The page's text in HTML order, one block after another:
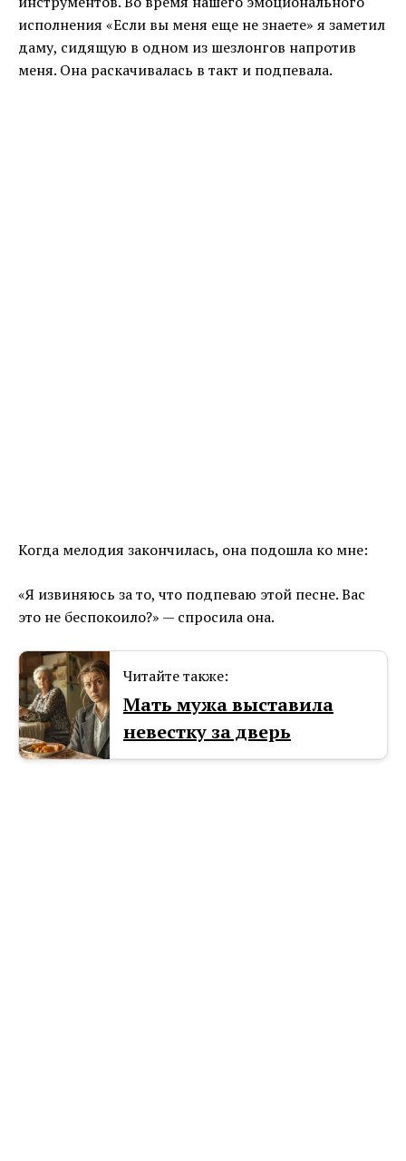
исполнения «Если вы меня еще не знаете» я заметил
даму, сидящую в одном из шезлонгов напротив
меня. Она раскачивалась в такт и подпевала.
Когда мелодия закончилась, она подошла ко мне:
«Я извиняюсь за то, что подпеваю этой песне. Вас
это не беспокоило?» — спросила она.
Читайте также:
Мать мужа выставила
невестку за дверь